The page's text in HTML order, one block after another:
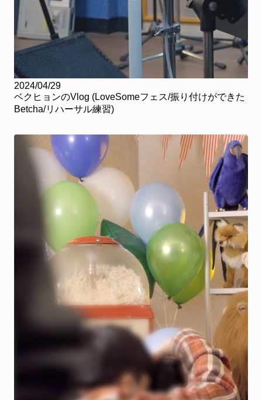
2024/04/29
ベクヒョンのVlog (LoveSomeフェス/振り付けができた
Betcha/リハーサル練習)